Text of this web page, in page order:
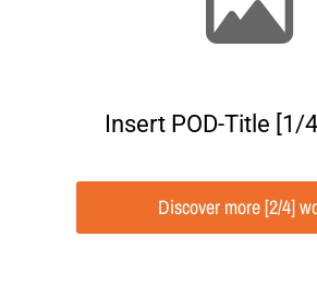
Insert POD-Title [1/
Discover more [2/4]